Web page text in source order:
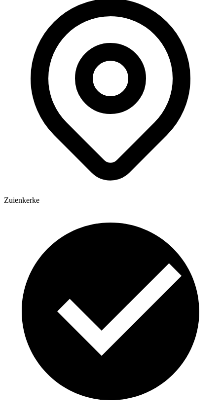
Zuienkerke